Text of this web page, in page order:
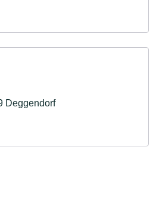
Deggendorf